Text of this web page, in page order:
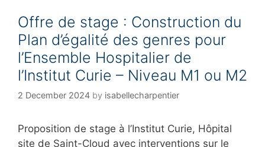
r
e
s
Offre de stage : Construction du
Plan d’égalité des genres pour
l’Ensemble Hospitalier de
l’Institut Curie – Niveau M1 ou M2
2 December 2024 by isabellecharpentier
Proposition de stage à l’Institut Curie, Hôpital
site de Saint-Cloud avec interventions sur le